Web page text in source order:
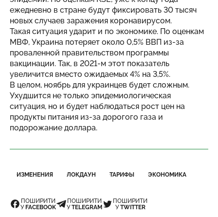
ежедневно в стране будут фиксировать 30 тысяч
новых случаев заражения коронавирусом.
Такая ситуация ударит и по экономике. По оценкам
МВФ, Украина потеряет около 0,5% ВВП из-за
проваленной правительством программы
вакцинации. Так, в 2021-м этот показатель
увеличится вместо ожидаемых 4% на 3,5%.
В целом, ноябрь для украинцев будет сложным.
Ухудшится не только эпидемиологическая
ситуация, но и будет наблюдаться рост цен на
продукты питания из-за дорогого газа и
подорожание доллара.
ИЗМЕНЕНИЯ ЛОКДАУН ТАРИФЫ ЭКОНОМИКА
ПОШИРИТИ
У FACEBOOK
ПОШИРИТИ
УTELEGRAM
ПОШИРИТИ
УTWITTER